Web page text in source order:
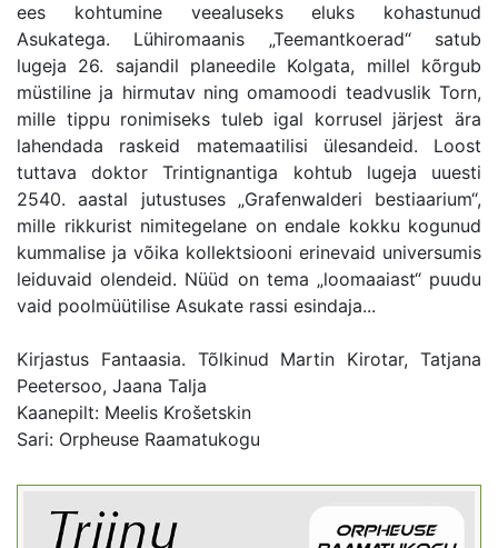
ees kohtumine veealuseks eluks kohastunud
Asukatega. Lühiromaanis „Teemantkoerad“ satub
lugeja 26. sajandil planeedile Kolgata, millel kõrgub
müstiline ja hirmutav ning omamoodi teadvuslik Torn,
mille tippu ronimiseks tuleb igal korrusel järjest ära
lahendada raskeid matemaatilisi ülesandeid. Loost
tuttava doktor Trintignantiga kohtub lugeja uuesti
2540. aastal jutustuses „Grafenwalderi bestiaarium“,
mille rikkurist nimitegelane on endale kokku kogunud
kummalise ja võika kollektsiooni erinevaid universumis
leiduvaid olendeid. Nüüd on tema „loomaaiast“ puudu
vaid poolmüütilise Asukate rassi esindaja...
Kirjastus Fantaasia. Tõlkinud Martin Kirotar, Tatjana
Peetersoo, Jaana Talja
Kaanepilt: Meelis Krošetskin
Sari: Orpheuse Raamatukogu